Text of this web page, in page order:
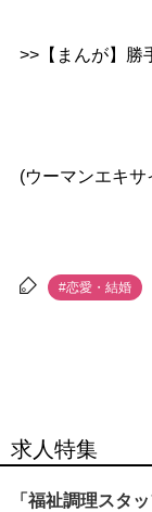
>>【まんが】勝
(ウーマンエキサ
#恋愛・結婚
求人特集
「福祉調理スタ